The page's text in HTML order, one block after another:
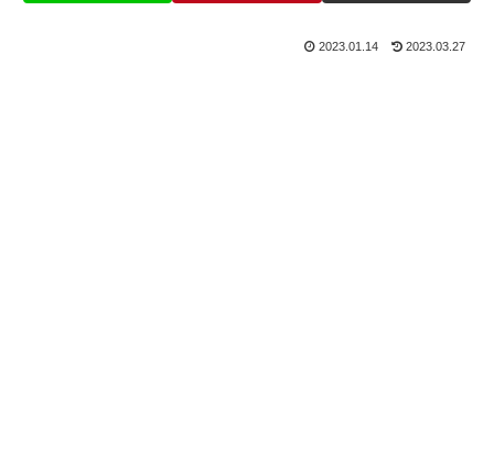
2023.01.14 2023.03.27